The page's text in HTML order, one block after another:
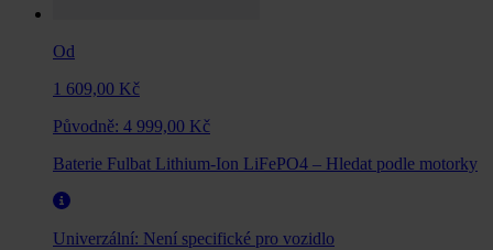
Od
1 609,00 Kč
Původně: 4 999,00 Kč
Baterie Fulbat Lithium-Ion LiFePO4 – Hledat podle motorky
Univerzální: Není specifické pro vozidlo